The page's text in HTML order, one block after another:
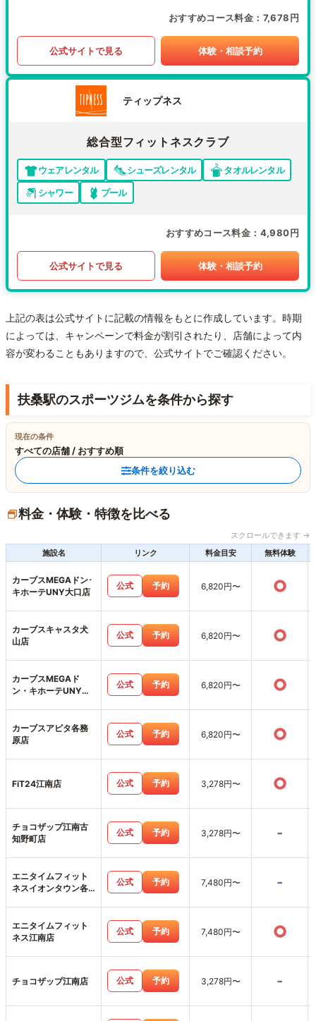
おすすめコース料金 7,678円
公式サイトで見る 体験・相談予約
ティップネス
総合型フィットネスクラブ
ウェアレンタル シューズレンタル
タオルレンタル
シャワー
プール
おすすめコース料金 4,980円
公式サイトで見る 体験・相談予約
上記の表は公式サイトに記載の情報をもとに作成しています。時期
によっては、キャンペーンで料金が割引されたり、店舗によって内
容が変わることもありますので、公式サイトでご確認ください。
扶桑駅のスポーツジムを条件から探す
現在の条件
すべての店舗 / おすすめ順
条件を絞り込む
料金・体験・特徴を比べる
スクロールできます →
施設名
リンク 料金目安 無料体験
カーブスMEGAドン･
キホーテUNY大口店
公式 予約 6,820円〜 ○
カーブスキャスタ犬
山店
公式 予約 6,820円〜 ○
カーブスMEGAド
ン・キホーテUNY江
公式 予約 6,820円〜 ○
カーブスアピタ各務
原店
公式 予約 6,820円〜 ○
FiT24江南店 公式 予約 3,278円〜 ○
チョコザップ江南古
知野町店
公式 予約 3,278円〜 -
エニタイムフィット
ネスイオンタウン各
公式 予約 7,480円〜 -
エニタイムフィット
ネス江南店
公式 予約 7,480円〜 ○
チョコザップ江南店 公式 予約 3,278円〜 -